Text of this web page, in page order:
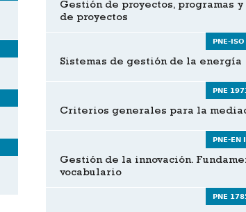
Gestión de proyectos, programas
de proyectos
PNE-
Sistemas de gestión de la energía
PNE
Criterios generales para la
PNE-EN
Gestión de la innovación.
vocabulario
PNE